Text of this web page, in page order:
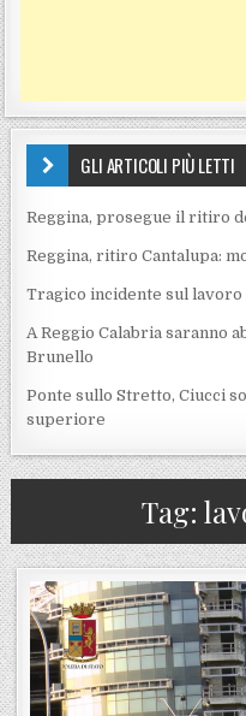
GLI ARTICOLI PIÙ LETTI
Reggina, prosegue il ritiro
Reggina, ritiro Cantalupa:
Tragico incidente sul lavoro
A Reggio Calabria saranno
Brunello
Ponte sullo Stretto, Ciucci
superiore
Tag: